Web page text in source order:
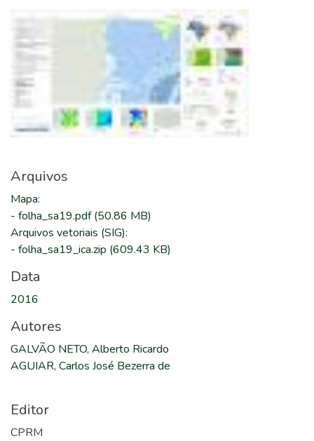
Arquivos
Mapa:
- folha_sa19.pdf(50.86 MB)
Arquivos vetoriais (SIG):
- folha_sa19_ica.zip (609.43 KB)
Data
2016
Autores
GALVÃO NETO, Alberto Ricardo
AGUIAR, Carlos José Bezerra de
Editor
CPRM